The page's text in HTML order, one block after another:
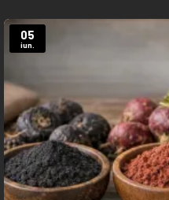
05
iun.